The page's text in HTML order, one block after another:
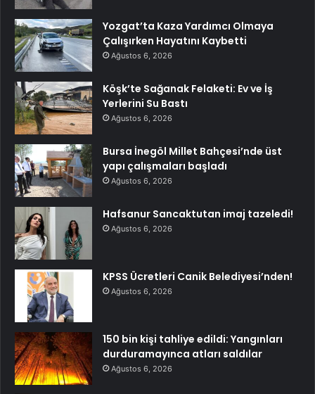
Yozgat’ta Kaza Yardımcı Olmaya
Çalışırken Hayatını Kaybetti
Ağustos 6, 2026
Köşk’te Sağanak Felaketi: Ev ve İş
Yerlerini Su Bastı
Ağustos 6, 2026
Bursa İnegöl Millet Bahçesi’nde üst
yapı çalışmaları başladı
Ağustos 6, 2026
Hafsanur Sancaktutan imaj tazeledi!
Ağustos 6, 2026
KPSS Ücretleri Canik Belediyesi’nden!
Ağustos 6, 2026
150 bin kişi tahliye edildi: Yangınları
durduramayınca atları saldılar
Ağustos 6, 2026